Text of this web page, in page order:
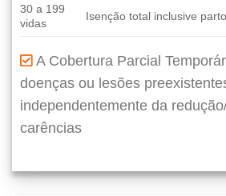
30 a 199
vidas
Isenção total inclusive
A Cobertura Parcial
doenças ou lesões
independentemente da
carências